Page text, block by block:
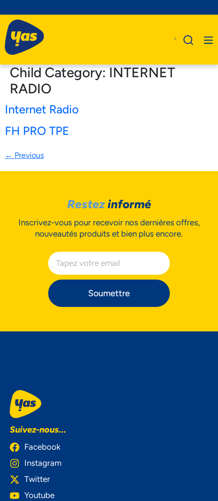
Child Category:INTERNET
RADIO
Internet Radio
FH PRO TPE
← Previous
Restezinformé
Inscrivez-vous pour recevoir nos dernières offres,
nouveautés produits et bien plus encore.
Soumettre
Suivez-nous...
Facebook
Instagram
Twitter
Youtube